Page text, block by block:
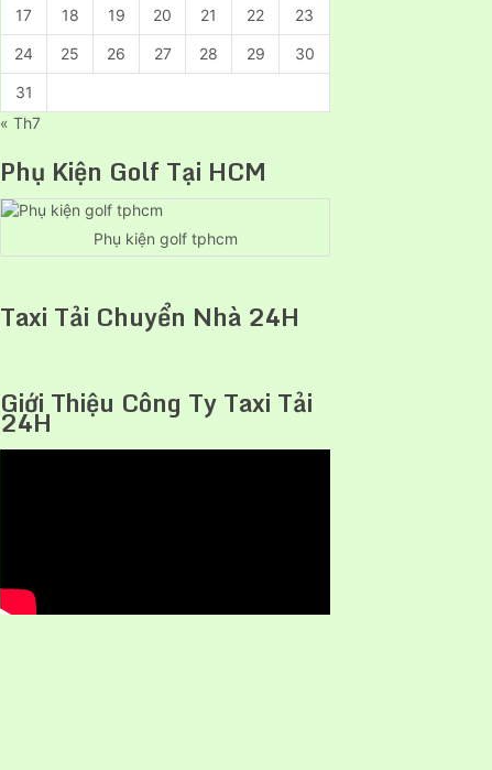
17 18 19 20 21 22 23
24 25 26 27 28 29 30
31
« Th7
Phụ Kiện Golf Tại HCM
Phụ kiện golf tphcm
Taxi Tải Chuyển Nhà 24H
Giới Thiệu Công Ty Taxi Tải
24H